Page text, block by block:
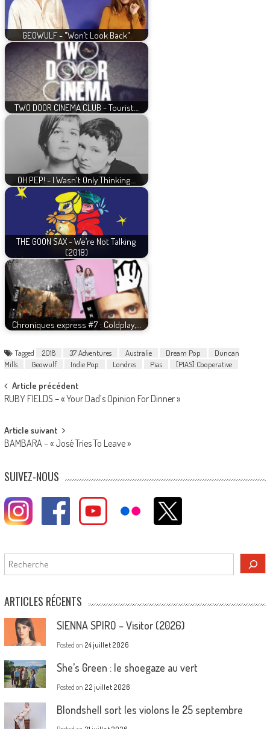
GEOWULF - "Won’t Look Back"
TWO DOOR CINEMA CLUB - Tourist…
OH PEP! - I Wasn't Only Thinking…
THE GOON SAX - We’re Not Talking
(2018)
Chroniques express #7 : Coldplay,…
Tagged 2018 37 Adventures Australie Dream Pop
Duncan
Mills
Geowulf Indie Pop Londres Pias [PIAS] Cooperative
Post
navigation
Article précédent
RUBY FIELDS – « Your Dad’s Opinion For Dinner »
Article suivant
BAMBARA – « José Tries To Leave »
SUIVEZ-NOUS
Rechercher
ARTICLES RÉCENTS
SIENNA SPIRO – Visitor (2026)
Posted on 24 juillet 2026
She’s Green : le shoegaze au vert
Posted on 22 juillet 2026
Blondshell sort les violons le 25 septembre